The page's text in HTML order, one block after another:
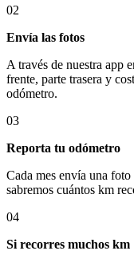
02
Envía las fotos
A través de nuestra app
frente, parte trasera y
odómetro.
03
Reporta tu odómetro
Cada mes envía una
sabremos cuántos km
04
Si recorres muchos km